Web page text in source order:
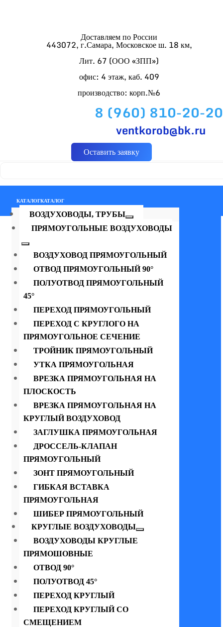
Доставляем по России
443072, г.Самара, Московское ш. 18 км,
Лит. 67 (ООО «ЗПП»)
офис: 4 этаж, каб. 409
производство: корп.№6
8 (960) 810-20-20
ventkorob@bk.ru
Оставить заявку
КАТАЛОГКАТАЛОГ
ВОЗДУХОВОДЫ, ТРУБЫ
ПРЯМОУГОЛЬНЫЕ ВОЗДУХОВОДЫ
ВОЗДУХОВОД ПРЯМОУГОЛЬНЫЙ
ОТВОД ПРЯМОУГОЛЬНЫЙ 90°
ПОЛУОТВОД ПРЯМОУГОЛЬНЫЙ
45°
ПЕРЕХОД ПРЯМОУГОЛЬНЫЙ
ПЕРЕХОД С КРУГЛОГО НА
ПРЯМОУГОЛЬНОЕ СЕЧЕНИЕ
ТРОЙНИК ПРЯМОУГОЛЬНЫЙ
УТКА ПРЯМОУГОЛЬНАЯ
ВРЕЗКА ПРЯМОУГОЛЬНАЯ НА
ПЛОСКОСТЬ
ВРЕЗКА ПРЯМОУГОЛЬНАЯ НА
КРУГЛЫЙ ВОЗДУХОВОД
ЗАГЛУШКА ПРЯМОУГОЛЬНАЯ
ДРОССЕЛЬ-КЛАПАН
ПРЯМОУГОЛЬНЫЙ
ЗОНТ ПРЯМОУГОЛЬНЫЙ
ГИБКАЯ ВСТАВКА
ПРЯМОУГОЛЬНАЯ
ШИБЕР ПРЯМОУГОЛЬНЫЙ
КРУГЛЫЕ ВОЗДУХОВОДЫ
ВОЗДУХОВОДЫ КРУГЛЫЕ
ПРЯМОШОВНЫЕ
ОТВОД 90°
ПОЛУОТВОД 45°
ПЕРЕХОД КРУГЛЫЙ
ПЕРЕХОД КРУГЛЫЙ СО
СМЕЩЕНИЕМ